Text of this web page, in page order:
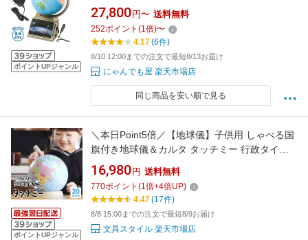
ポイントUPジャンル
儀 小学館の図鑑 NEO Globe (シャンパンゴール
ドカラー) 音声と画像で学ぶ！！地球儀とパッ
ドが連動！しゃべる地球儀！
27,800 円〜 送料無料
252ポイント (1倍)〜
4.17(6件)
8/10 12:00までの注文で最短8/13お届け
にゃんでも屋 楽天市場店
同じ商品を安い順で見る
ポイントUPジャンル
＼本日Point5倍／【地球儀】子供用 しゃべる国
旗付き地球儀＆カルタ タッチミー 行政タイプ
20cm球 タッチペン 音声機能 クイズ 小学生 子
供 最新OYV1138 2026/07（誕生日 お祝い プレ
ゼント ラッピング無料）
16,980 円 送料無料
770ポイント (1倍+4倍UP)
4.47(17件)
8/8 15:00までの注文で最短8/9お届け
文具スタイル 楽天市場店